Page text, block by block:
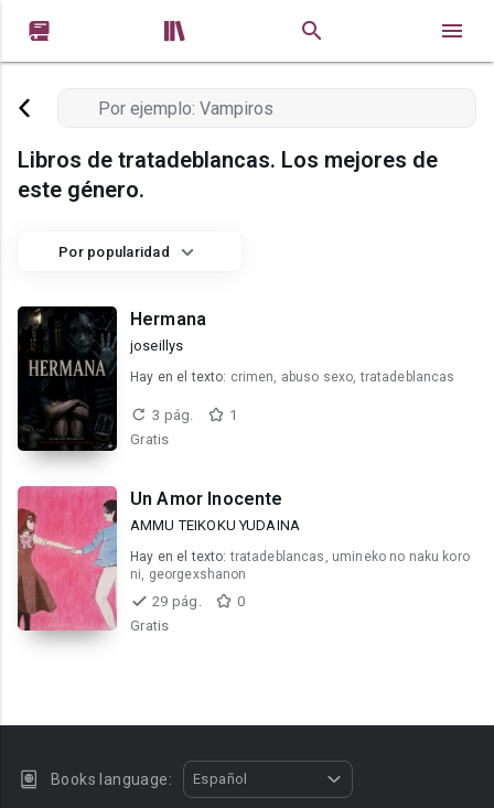
 
Libros de tratadeblancas. Los mejores de
este género.
Por popularidad
Hermana
joseillys
Hay en el texto: crimen, abuso sexo, tratadeblancas
3 pág.
1
Gratis
Un Amor Inocente
AMMU TEIKOKU YUDAINA
Hay en el texto:tratadeblancas, umineko no naku koro
ni, georgexshanon
29 pág.
0
Gratis
Books language: Español